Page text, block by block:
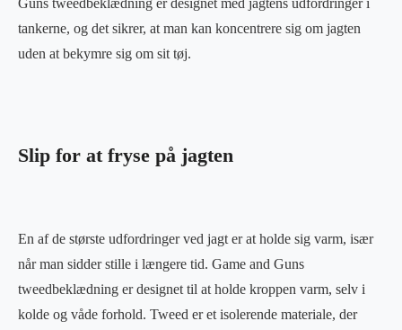
tankerne, og det sikrer, at man kan koncentrere sig om jagten
uden at bekymre sig om sit tøj.
Slip for at fryse på jagten
En af de største udfordringer ved jagt er at holde sig varm, især
når man sidder stille i længere tid. Game and Guns
tweedbeklædning er designet til at holde kroppen varm, selv i
kolde og våde forhold. Tweed er et isolerende materiale, der